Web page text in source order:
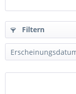
Filtern